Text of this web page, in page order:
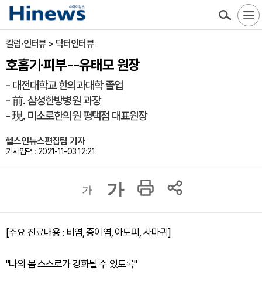
칼럼·인터뷰 > 닥터인터뷰
호흡기·피부--유태모 원장
- 대전대학교 한의과대학 졸업
- 前. 삼성한방병원 과장
- 現. 미소로한의원 평택점 대표원장
헬스인뉴스편집팀 기자
기사입력 : 2021-11-03 12:21
가 가
[주요 진료내용 : 비염, 중이염, 아토피, 사마귀]
"나의 몸 스스로가 강화될 수 있도록"